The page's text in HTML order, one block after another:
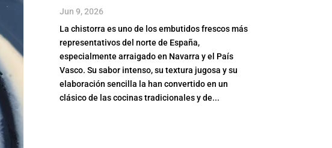
Jun 9, 2026
La chistorra es uno de los embutidos frescos más
representativos del norte de España,
especialmente arraigado en Navarra y el País
Vasco. Su sabor intenso, su textura jugosa y su
elaboración sencilla la han convertido en un
clásico de las cocinas tradicionales y de...